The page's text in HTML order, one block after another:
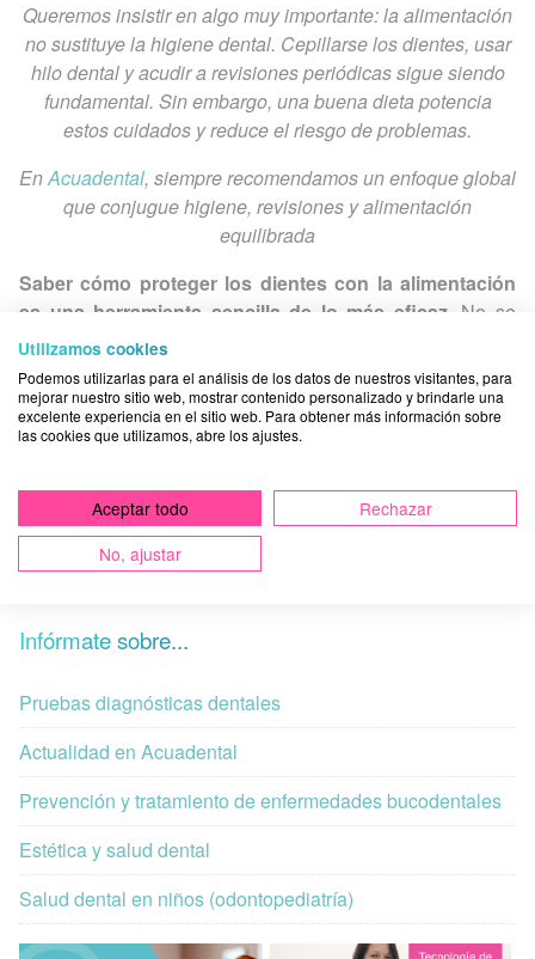
Queremos insistir en algo muy importante: la alimentación
no sustituye la higiene dental. Cepillarse los dientes, usar
hilo dental y acudir a revisiones periódicas sigue siendo
fundamental. Sin embargo, una buena dieta potencia
estos cuidados y reduce el riesgo de problemas.
EnAcuadental, siempre recomendamos un enfoque global
que conjugue higiene, revisiones y alimentación
equilibrada
Saber cómo proteger los dientes con la alimentación
es una herramienta sencilla de lo más eficaz. No se
trata de cambiarlo todo de un día para otro, sino de
incorporar pequeños hábitos que, con el tiempo, son los
que acaban marcando una gran diferencia.
de tu salud bucal desde aquí, en Arganda del Rey.Si
tienes dudas sobre tu alimentación o quieres mejorar
tu higiene oral, estaremos encantados de ayudarte
Infórmate sobre...
Pruebas diagnósticas dentales
Actualidad en Acuadental
Prevención y tratamiento de enfermedades bucodentales
Estética y salud dental
Salud dental en niños (odontopediatría)
Utilizamos cookies
Podemos utilizarlas para el análisis de los datos de nuestros visitantes, para
mejorar nuestro sitio web, mostrar contenido personalizado y brindarle una
excelente experiencia en el sitio web. Para obtener más información sobre
las cookies que utilizamos, abre los ajustes.
Aceptar todo
Rechazar
No, ajustar